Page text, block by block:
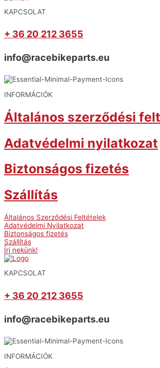
KAPCSOLAT
+ 36 20 212 3655
info@racebikeparts.eu
INFORMÁCIÓK
Általános szerződési
Adatvédelmi nyilatkozat
Biztonságos fizetés
Szállítás
Általános Szerződési Feltételek
Adatvédelmi Nyilatkozat
Biztonságos fizetés
Szállítás
Írj nekünk!
KAPCSOLAT
+ 36 20 212 3655
info@racebikeparts.eu
INFORMÁCIÓK